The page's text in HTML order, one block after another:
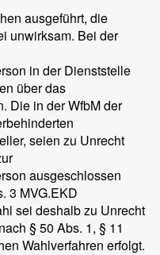
ausgeführt, die
unwirksam. Bei der
in der Dienststelle
über das
Die in der WfbM der
seien zu Unrecht
ausgeschlossen
3 MVG.EKD
sei deshalb zu Unrecht
§ 50 Abs. 1, § 11
Wahlverfahren erfolgt.